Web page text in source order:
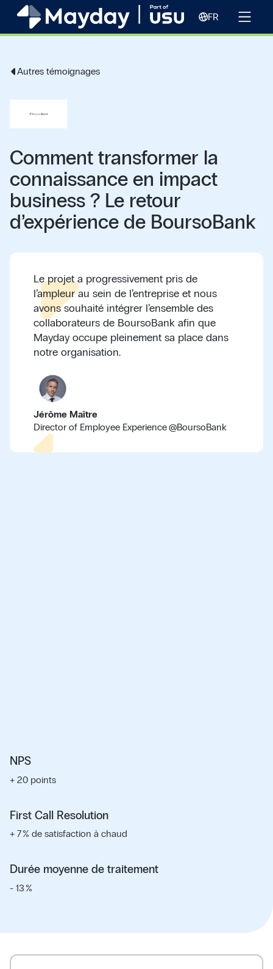
FR
Autres témoignages
Comment transformer la
connaissance en impact
business ? Le retour
d’expérience de BoursoBank
Le projet a progressivement pris de
l’ampleur au sein de l’entreprise et nous
avons souhaité intégrer l’ensemble des
collaborateurs de BoursoBank afin que
Mayday occupe pleinement sa place dans
notre organisation.
Jérôme Maître
Director of Employee Experience@BoursoBank
NPS
+ 20 points
First Call Resolution
+ 7 % de satisfaction à chaud
Durée moyenne de traitement
- 13 %